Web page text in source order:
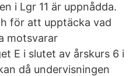
i Lgr 11 är uppnådda.
för att upptäcka vad
motsvarar
E i slutet av årskurs 6 i
då undervisningen